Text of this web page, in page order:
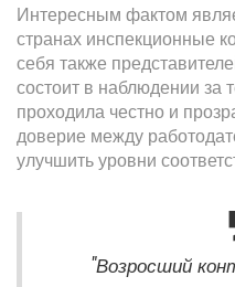
Интересным фактом
странах инспекционные
себя также
состоит в наблюдении за
проходила честно и
доверие между
улучшить уровни
"Возросший